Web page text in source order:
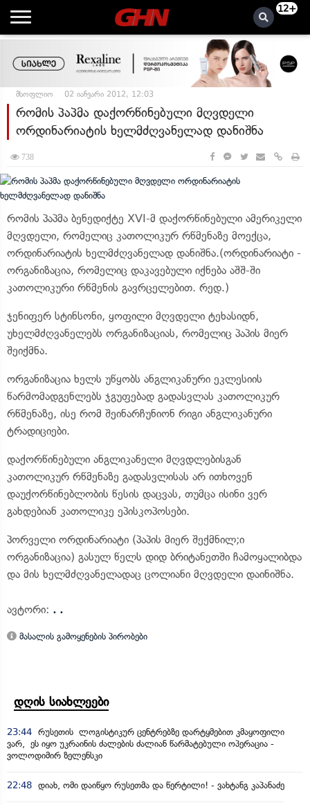
12+
მსოფლიო 02 იანვარი 2012, 12:03
რომის პაპმა დაქორწინებული მღვდელი
ორდინარიატის ხელმძღვანელად დანიშნა
738
რომის პაპმა ბენედიქტე XVI-მ დაქორწინებული ამერიკელი
მღვდელი, რომელიც კათოლიკურ რწმენაზე მოექცა,
ორდინარიატის ხელმძღვანელად დანიშნა.(ორდინარიატი -
ორგანიზაცია, რომელიც დაკავებული იქნება აშშ-ში
კათოლიკური რწმენის გავრცელებით. რედ.)
ჯენიფერ სტინსონი, ყოფილი მღვდელი ტეხასიდნ,
უხელმძღვანელებს ორგანიზაციას, რომელიც პაპის მიერ
შეიქმნა.
ორგანიზაცია ხელს უწყობს ანგლიკანური ეკლესიის
წარმომადგენლებს ჯგუფებად გადასვლას კათოლიკურ
რწმენაზე, ისე რომ შეინარჩუნიონ რიგი ანგლიკანური
ტრადიციები.
დაქორწინებული ანგლიკანელი მღვდლებისგან
კათოლიკურ რწმენაზე გადასვლისას არ ითხოვენ
დაუქორწინებლობის წესის დაცვას, თუმცა ისინი ვერ
გახდებიან კათოლიკე ეპისკოპოსები.
პორველი ორდინარიატი (პაპის მიერ შექმნილ;ი
ორგანიზაცია) გასულ წელს დიდ ბრიტანეთში ჩამოყალიბდა
და მის ხელმძღვანელადაც ცოლიანი მღვდელი დაინიშნა.
ავტორი: . .
მასალის გამოყენების პირობები
დღის სიახლეები
23:44 რუსეთის ლოგისტიკურ ცენტრებზე დარტყმებით კმაყოფილი
ვარ, ეს იყო უკრაინის ძალების ძალიან წარმატებული ოპერაცია -
ვოლოდიმირ ზელენსკი
22:48 დიახ, ომი დაიწყო რუსეთმა და წერტილი! - ვახტანგ კაპანაძე